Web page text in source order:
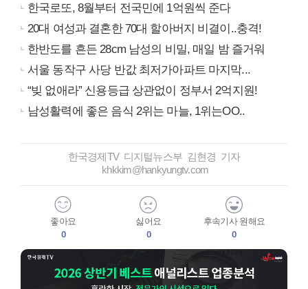
한국로또, 8월부터 전국민에 1억원씩 준다
20대 여성과 결혼한 70대 할아버지 비결이..충격!
한반도를 흔든 28cm 남성의 비밀, 매일 밤 즐거워
서울 동작구 사당 반값 최저가아파트 마지막...
“빚 없애라” 신용등급 상관없이 정부서 2억지원!
남성활력에 좋은 음식 2위는 마늘, 1위는OO..
한국경제TV 디지털뉴스부 김현경 기자
khkkim@hankyungtv.com
좋아요
0
싫어요
0
후속기사 원해요
0